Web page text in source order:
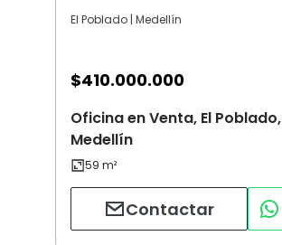
El Poblado | Medellín
$410.000.000
Oficina en Venta, El Poblado,
Medellín
Contactar